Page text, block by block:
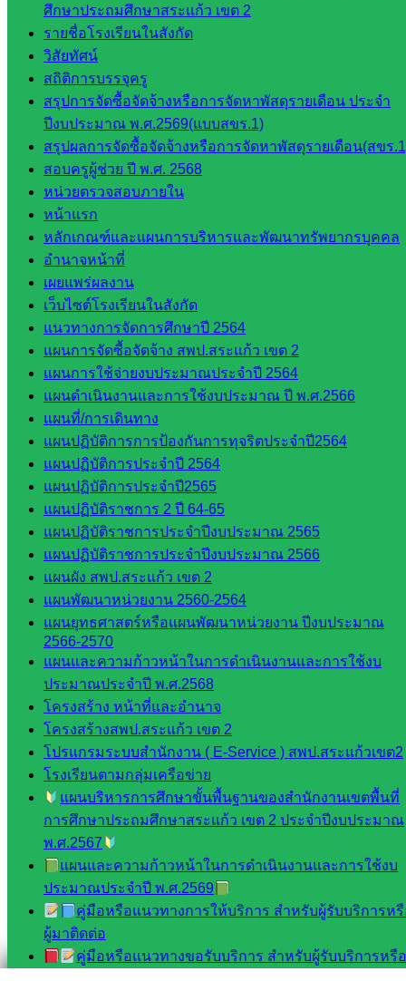
ศึกษาประถมศึกษาสระแก้ว เขต 2
รายชื่อโรงเรียนในสังกัด
วิสัยทัศน์
สถิติการบรรจุครู
สรุปการจัดซื้อจัดจ้างหรือการจัดหาพัสดุรายเดือน ประจำ
ปีงบประมาณ พ.ศ.2569(แบบสขร.1)
สรุปผลการจัดซื้อจัดจ้างหรือการจัดหาพัสดุรายเดือน(สขร
สอบครูผู้ช่วย ปี พ.ศ. 2568
หน่วยตรวจสอบภายใน
หน้าแรก
หลักเกณฑ์และแผนการบริหารและพัฒนาทรัพยากรบุคคล
อำนาจหน้าที่
เผยแพร่ผลงาน
เว็บไซต์โรงเรียนในสังกัด
แนวทางการจัดการศึกษาปี 2564
แผนการจัดซื้อจัดจ้าง สพป.สระแก้ว เขต 2
แผนการใช้จ่ายงบประมาณประจำปี 2564
แผนดำเนินงานและการใช้งบประมาณ ปี พ.ศ.2566
แผนที่/การเดินทาง
แผนปฏิบัติการการป้องกันการทุจริตประจำปี2564
แผนปฏิบัติการประจำปี 2564
แผนปฏิบัติการประจำปี2565
แผนปฏิบัติราชการ 2 ปี 64-65
แผนปฏิบัติราชการประจำปีงบประมาณ 2565
แผนปฏิบัติราชการประจำปีงบประมาณ 2566
แผนผัง สพป.สระแก้ว เขต 2
แผนพัฒนาหน่วยงาน 2560-2564
แผนยุทธศาสตร์หรือแผนพัฒนาหน่วยงาน ปีงบประมาณ
2566-2570
แผนและความก้าวหน้าในการดำเนินงานและการใช้งบ
ประมาณประจำปี พ.ศ.2568
โครงสร้าง หน้าที่และอำนาจ
โครงสร้างสพป.สระแก้ว เขต 2
โปรแกรมระบบสำนักงาน ( E-Service ) สพป.สระแก้วเขต2
โรงเรียนตามกลุ่มเครือข่าย
แผนบริหารการศึกษาขั้นพื้นฐานของสำนักงานเขตพื้นที่
การศึกษาประถมศึกษาสระแก้ว เขต 2 ประจำปีงบประมาณ
พ.ศ.2567
แผนและความก้าวหน้าในการดำเนินงานและการใช้งบ
ประมาณประจำปี พ.ศ.2569
คู่มือหรือแนวทางการให้บริการ สำหรับผู้รับบริการห
ผู้มาติดต่อ
คู่มือหรือแนวทางขอรับบริการ สำหรับผู้รับบริการหรื
เงินและ
สินทรัพย์
กลุ่มน
โยบาย
และแผน
กลุ่มส่ง
เสริมการ
จัดการ
ศึกษา
กลุ่ม
บริหาร
งาน
บุคคล
กลุ่ม
พัฒนาครู
และบุ
คลากรฯ
กลุ่มนิ
เทศ
ติดตาม
และประ
เมินผลฯ
::: ©2021 sakarea2.go.th. All rights reserved. Design By SK2 ICT
TEAM :::
สอบถามได้นะคะ
Line
Tel 037-232263:
Messenger
Facebook